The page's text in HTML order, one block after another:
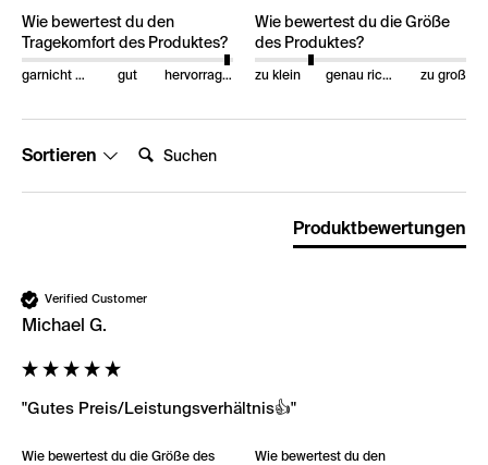
Wie bewertest du den
Tragekomfort des Produktes?
garnicht gut gut hervorragend
Wie bewertest du die Größe
des Produktes?
zu klein genau richtig zu groß
Sortieren
Produktbewertungen
Verified Customer
Michael G.
"Gutes Preis/Leistungsverhältnis👍"
Wie bewertest du die Größe des
Wie bewertest du den